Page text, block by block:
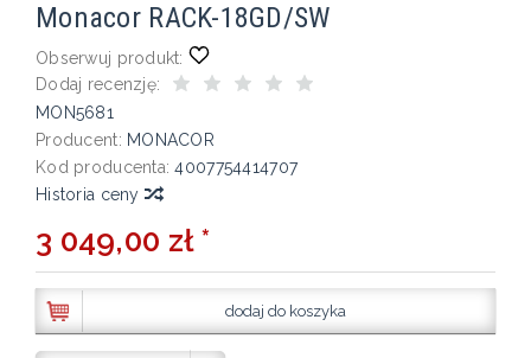
Monacor RACK-18GD/SW
Obserwuj produkt:
Dodaj recenzję:
MON5681
Producent: MONACOR
Kod producenta: 4007754414707
Historia ceny
3 049,00 zł *
dodaj do koszyka